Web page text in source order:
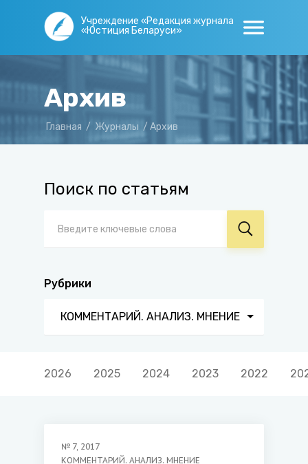
Учреждение «Редакция журнала
«Юстиция Беларуси»
Архив
Главная / Журналы / Архив
Поиск по статьям
Рубрики
КОММЕНТАРИЙ. АНАЛИЗ. МНЕНИЕ
2026 2025 2024 2023 2022
№ 7, 2017
КОММЕНТАРИЙ. АНАЛИЗ. МНЕНИЕ